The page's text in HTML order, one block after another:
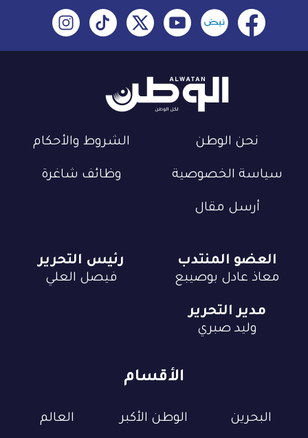
نحن الوطن الشروط والأحكام
سياسة الخصوصية وظائف شاغرة
أرسل مقال
الأقسام
البحرين الوطن الأكبر العالم
العضو المنتدب
معاذ عادل بوصيبع
رئيس التحرير
فيصل العلي
مدير التحرير
وليد صبري